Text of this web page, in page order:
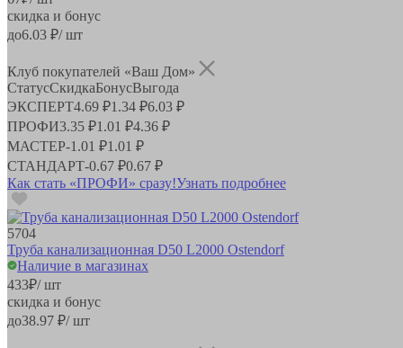
скидка и бонус
до6.03 ₽/ шт
Клуб покупателей «Ваш Дом»
СтатусСкидкаБонусВыгода
ЭКСПЕРТ4.69 ₽1.34 ₽6.03 ₽
ПРОФИ3.35 ₽1.01 ₽4.36 ₽
МАСТЕР-1.01 ₽1.01 ₽
СТАНДАРТ-0.67 ₽0.67 ₽
Как стать «ПРОФИ» сразу!Узнать подробнее
5704
Труба канализационная D50 L2000 Ostendorf
Наличие в магазинах
433₽/ шт
скидка и бонус
до38.97 ₽/ шт